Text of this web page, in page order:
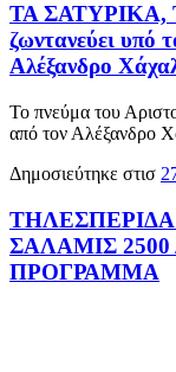
ΤΑ ΣΑΤΥΡΙΚΑ,
ζωντανεύει υπό
Αλέξανδρο
Το πνεύμα του
από τον Αλέξανδρο
Δημοσιεύτηκε στισ
ΣΑΛΑΜΙΣ
ΠΡΟΓΡΑΜΜΑ